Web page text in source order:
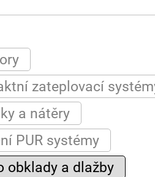
zateplovací
a nátěry
PUR systémy
obklady a dlažby